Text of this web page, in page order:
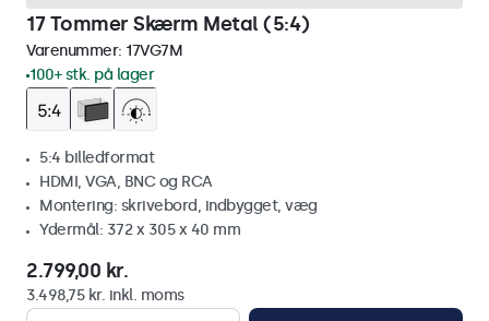
17 Tommer Skærm Metal (5:4)
Varenummer: 17VG7M
100+ stk. på lager
5:4 billedformat
HDMI, VGA, BNC og RCA
Montering: skrivebord, indbygget, væg
Ydermål: 372 x 305 x 40 mm
2.799,00 kr.
3.498,75 kr. inkl. moms